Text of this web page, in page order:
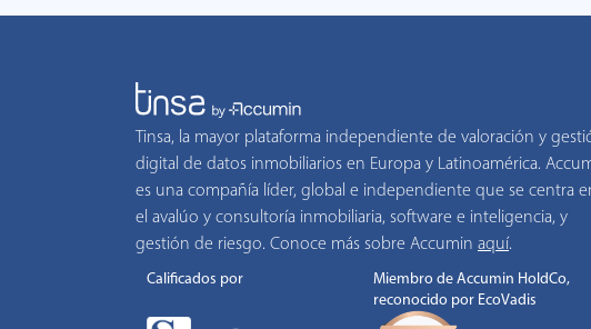
Tinsa, la mayor plataforma independiente de valoración y
digital de datos inmobiliarios en Europa y Latinoamérica.
es una compañía líder, global e independiente que se centra
el avalúo y consultoría inmobiliaria, software e inteligencia, y
gestión de riesgo. Conoce más sobre Accumin aquí.
Calificados por
Miembro de Accumin HoldCo,
reconocido por EcoVadis